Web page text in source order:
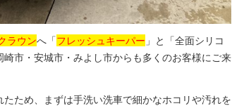
ラウンへ「フレッシュキーパー 」と「全面シリコ
市・安城市・みよし市からも多くのお客様にご来
ため、まずは手洗い洗車で細かなホコリや汚れを